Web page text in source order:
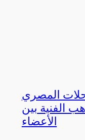
المصري
الفنية بين
الأعضاء